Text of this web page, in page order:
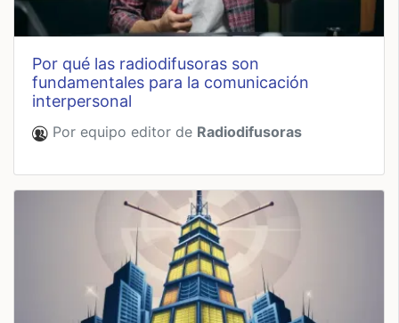
por qué las radiodifusoras son
fundamentales para la comunicación
interpersonal
Por equipo editor de Radiodifusoras